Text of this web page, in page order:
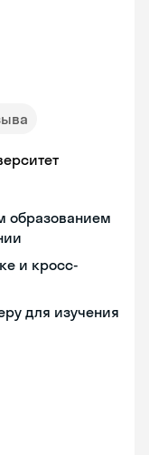
образованием
и кросс-
для изучения